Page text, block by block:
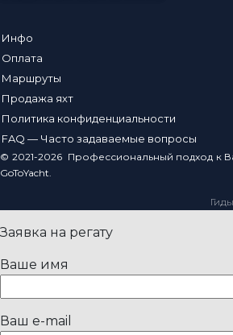
Инфо
Оплата
Маршруты
Продажа яхт
Политика конфиденциальности
FAQ — Часто задаваемые вопросы
© 2021-2026 Профессиональный подход к
GoToYacht.
Заявка на регату
Ваше имя
Ваш e-mail